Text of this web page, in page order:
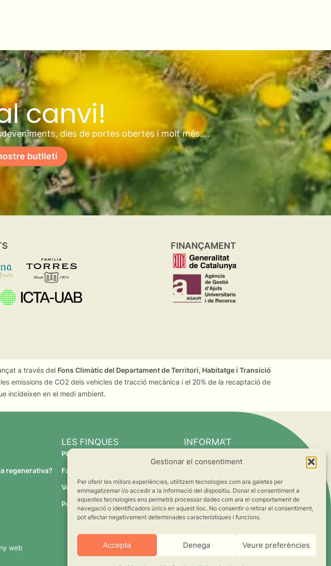
Gestionar el consentiment
Per oferir les millors experiències, utilitzem tecnologies com ara galetes per
emmagatzemar i/o accedir a la informació del dispositiu. Donar el consentiment a
aquestes tecnologies ens permetrà processar dades com ara el comportament de
navegació o identificadors únics en aquest lloc. No consentir o retirar el consentiment,
pot afectar negativament determinades característiques i funcions.
Accepta Denega Veure preferències
canvi!
dies de portes obertes i molt més….
butlletí
FINANÇAMENT
a través del Fons Climàtic del Departament de Territori, Habitatge i Transició
emissions de CO2 dels vehicles de tracció mecànica i el 20% de la recaptació de
incideixen en el medi ambient.
regenerativa?
LES FINQUES
Planeses
Família Torres
Verdcamp Fruits
Pomona Fruits
INFORMA’T
web